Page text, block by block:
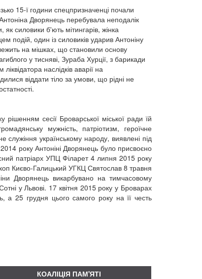
15-ї години спецпризначенці почали
Дворянець перебувала неподалік
силовики б'ють мітингарів, жінка
подій, один із силовиків ударив Антоніну
на мішках, що становили основу
у тисняві, Зураба Хурції, з барикади
наслідків аварії на
віддати тіло за умови, що рідні не
сесії Броварської міської ради їй
мужність, патріотизм, героїчне
служіння українському народу, виявлені під
року Антоніні Дворянець було присвоєно
патріарх УПЦ Філарет 4 липня 2015 року
Києво-Галицький УГКЦ Святослав 8 травня
Дворянець викарбувано на тимчасовому
у Львові. 17 квітня 2015 року у Броварах
а 25 грудня цього самого року на її честь
КОАЛІЦІЯ ПАМ'ЯТІ